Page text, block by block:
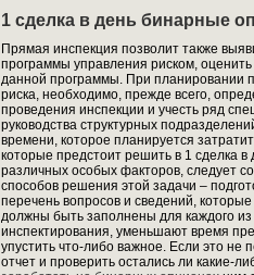
1 сделка в день бинарные
Прямая инспекция позволит также
программы управления риском,
данной программы. При планировании
риска, необходимо, прежде всего,
проведения инспекции и учесть ряд
руководства структурных
времени, которое планируется
которые предстоит решить в 1 сделка
различных особых факторов, следует
способов решения этой задачи –
перечень вопросов и сведений,
должны быть заполнены для каждого
инспектирования, уменьшают время
упустить что-либо важное. Если это
отчет и проверить остались ли какие-